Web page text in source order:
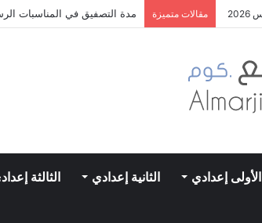
مقالات متميزة مدة التصفيق في المناسبات
الأولى إعدادي الثانية إعدادي الثالثة